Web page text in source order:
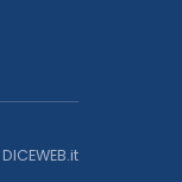
DICEWEB.it